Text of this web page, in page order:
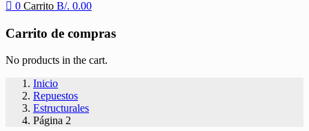
0 Carrito B/. 0.00
Carrito de compras
No products in the cart.
Inicio
Repuestos
Estructurales
Página 2